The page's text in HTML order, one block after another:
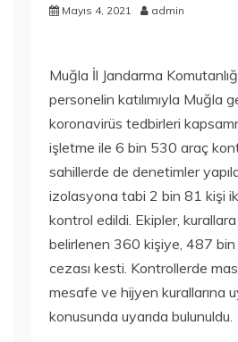
Mayıs 4, 2021 admin
Muğla İl Jandarma
personelin katılımıyla Muğla
koronavirüs tedbirleri
işletme ile 6 bin 530 araç
sahillerde de denetimler
izolasyona tabi 2 bin 81 kişi
kontrol edildi. Ekipler, kurallara
belirlenen 360 kişiye, 487
cezası kesti. Kontrollerde
mesafe ve hijyen kurallarına
konusunda uyarıda bulunuldu.